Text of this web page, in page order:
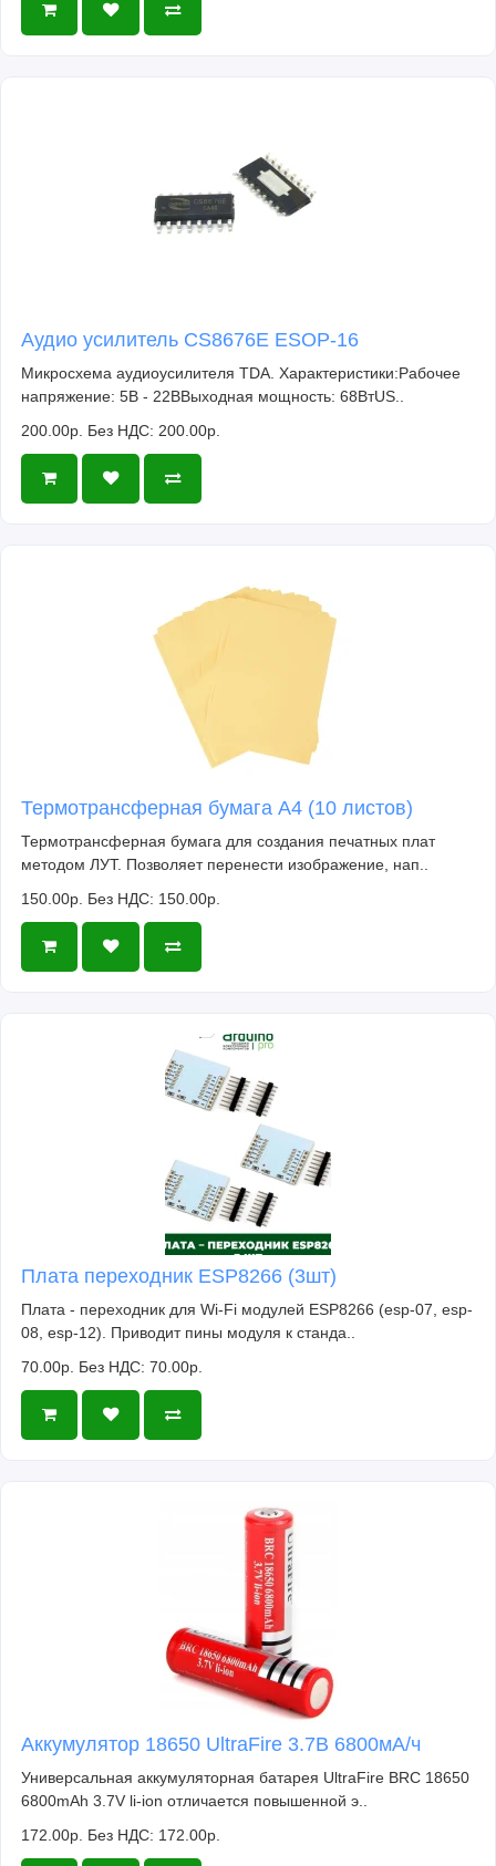
Аудио усилитель CS8676E ESOP-16
Микросхема аудиоусилителя TDA. Характеристики:Рабочее
напряжение: 5В - 22ВВыходная мощность: 68ВтUS..
200.00р. Без НДС: 200.00р.
Термотрансферная бумага А4 (10 листов)
Термотрансферная бумага для создания печатных плат
методом ЛУТ. Позволяет перенести изображение, нап..
150.00р. Без НДС: 150.00р.
Плата переходник ESP8266 (3шт)
Плата - переходник для Wi-Fi модулей ESP8266 (esp-07, esp-
08, esp-12). Приводит пины модуля к станда..
70.00р. Без НДС: 70.00р.
Аккумулятор 18650 UltraFire 3.7В 6800мА/ч
Универсальная аккумуляторная батарея UltraFire BRC 18650
6800mAh 3.7V li-ion отличается повышенной э..
172.00р. Без НДС: 172.00р.